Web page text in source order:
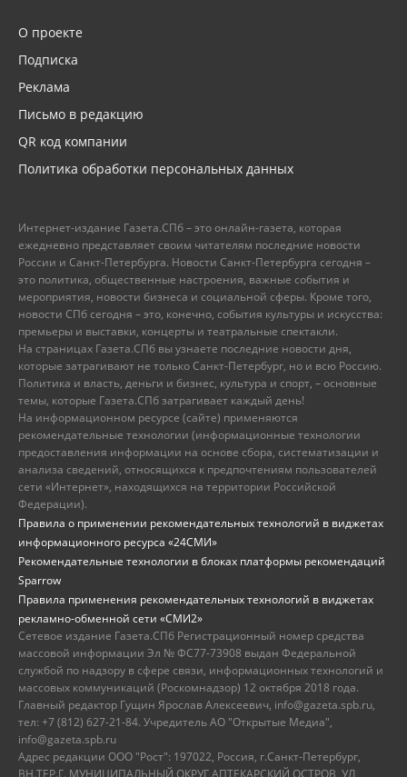
О проекте
Подписка
Реклама
Письмо в редакцию
QR код компании
Политика обработки персональных данных
Интернет-издание Газета.СПб – это онлайн-газета, которая
ежедневно представляет своим читателям последние новости
России и Санкт-Петербурга. Новости Санкт-Петербурга сегодня –
это политика, общественные настроения, важные события и
мероприятия, новости бизнеса и социальной сферы. Кроме того,
новости СПб сегодня – это, конечно, события культуры и искусства:
премьеры и выставки, концерты и театральные спектакли.
На страницах Газета.СПб вы узнаете последние новости дня,
которые затрагивают не только Санкт-Петербург, но и всю Россию.
Политика и власть, деньги и бизнес, культура и спорт, – основные
темы, которые Газета.СПб затрагивает каждый день!
На информационном ресурсе (сайте) применяются
рекомендательные технологии (информационные технологии
предоставления информации на основе сбора, систематизации и
анализа сведений, относящихся к предпочтениям пользователей
сети «Интернет», находящихся на территории Российской
Федерации).
Правила о применении рекомендательных технологий в виджетах
информационного ресурса «24СМИ»
Рекомендательные технологии в блоках платформы рекомендаций
Sparrow
Правила применения рекомендательных технологий в виджетах
рекламно-обменной сети «СМИ2»
Сетевое издание Газета.СПб Регистрационный номер средства
массовой информации Эл № ФС77-73908 выдан Федеральной
службой по надзору в сфере связи, информационных технологий и
массовых коммуникаций (Роскомнадзор) 12 октября 2018 года.
Главный редактор Гущин Ярослав Алексеевич, info@gazeta.spb.ru,
тел: +7 (812) 627-21-84. Учредитель АО "Открытые Медиа",
info@gazeta.spb.ru
Адрес редакции ООО "Рост": 197022, Россия, г.Санкт-Петербург,
ВН.ТЕР.Г. МУНИЦИПАЛЬНЫЙ ОКРУГ АПТЕКАРСКИЙ ОСТРОВ, УЛ